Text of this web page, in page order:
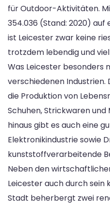
für Outdoor-Aktivitäten.
354.036 (Stand: 2020) auf
ist Leicester zwar keine
trotzdem lebendig und
Was Leicester besonders
verschiedenen
die Produktion von
Schuhen, Strickwaren und
hinaus gibt es auch eine
Elektronikindustrie sowie
kunststoffverarbeitende
Neben den
Leicester auch durch sein
Stadt beherbergt zwei